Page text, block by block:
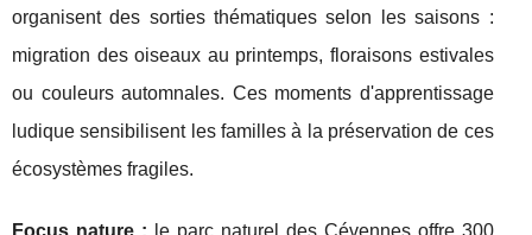
organisent des sorties thématiques selon les saisons :
migration des oiseaux au printemps, floraisons estivales
ou couleurs automnales. Ces moments d'apprentissage
ludique sensibilisent les familles à la préservation de ces
écosystèmes fragiles.